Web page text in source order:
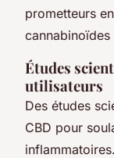
prometteurs
Études
utilisateurs
Des études
CBD pour